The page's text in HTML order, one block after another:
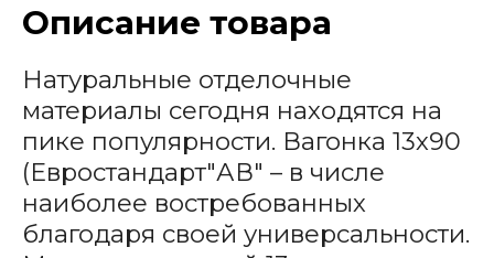
Описание товара
Натуральные отделочные
материалы сегодня находятся на
пике популярности. Вагонка 13х90
(Евростандарт"АВ" – в числе
наиболее востребованных
благодаря своей универсальности.